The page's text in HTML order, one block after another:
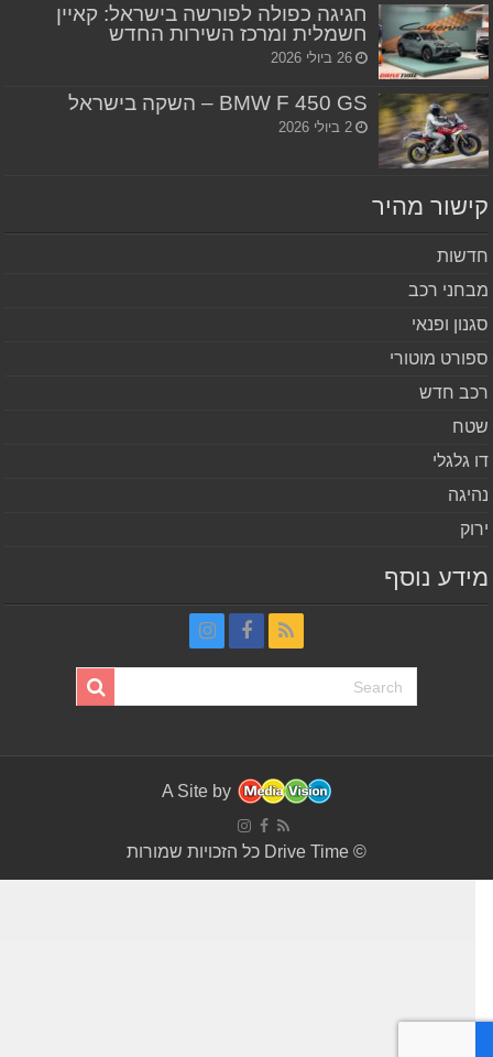
חגיגה כפולה לפורשה בישראל: קאיין
חשמלית ומרכז השירות החדש
26 ביולי 2026
BMW F 450 GS – השקה בישראל
2 ביולי 2026
מהיר
רכב
ופנאי
מוטורי
חדש
גלגלי
נוסף
A Site by